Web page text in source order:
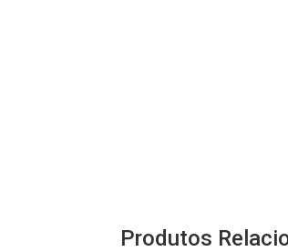
Produtos